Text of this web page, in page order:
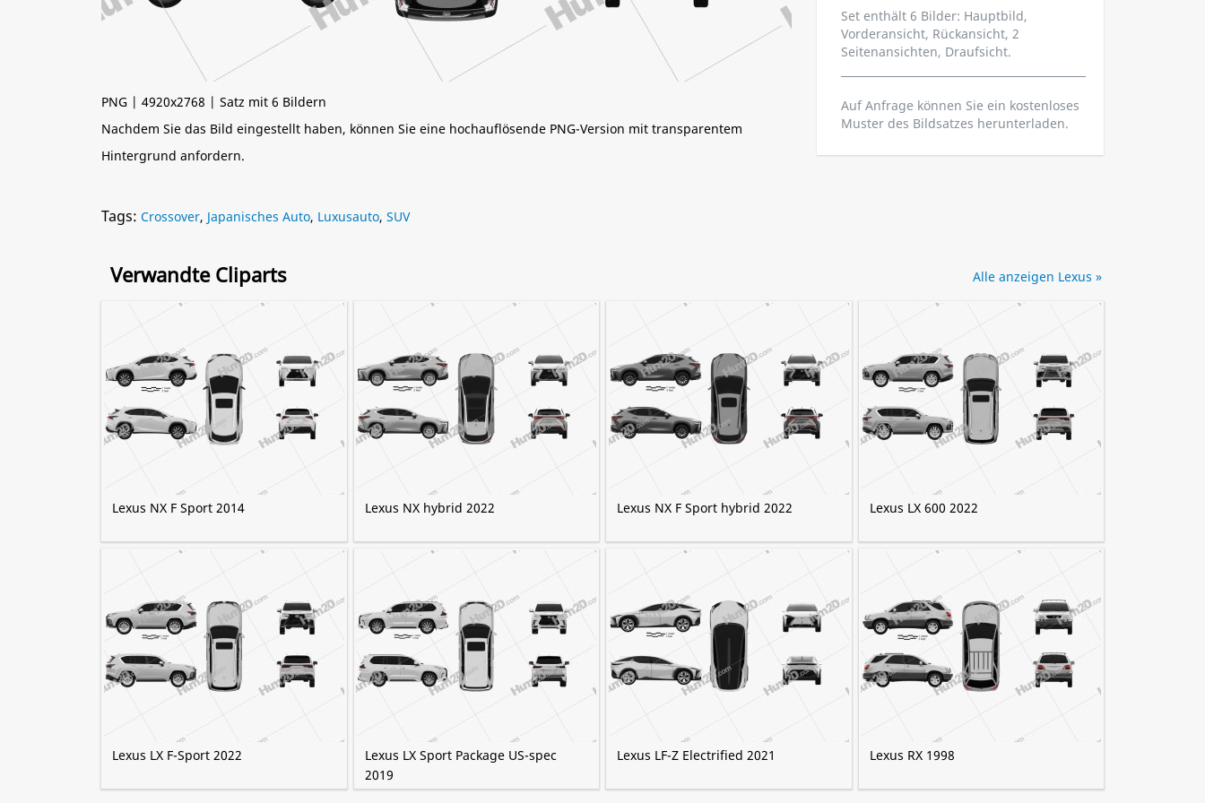
PNG | 4920x2768 | Satz mit 6 Bildern
Nachdem Sie das Bild eingestellt haben, können Sie eine hochauflösende PNG-Version mit transparentem
Hintergrund anfordern.
Set enthält 6 Bilder: Hauptbild,
Vorderansicht, Rückansicht, 2
Seitenansichten, Draufsicht.
Auf Anfrage können Sie ein kostenloses
Muster des Bildsatzes herunterladen.
Tags: Crossover, Japanisches Auto, Luxusauto, SUV
Verwandte Cliparts
Lexus NX F Sport 2014 Lexus NX hybrid 2022 Lexus NX F Sport hybrid 2022 Lexus LX 600 2022
Lexus LX F-Sport 2022
Lexus LX Sport Package US-spec
2019
Lexus LF-Z Electrified 2021 Lexus RX 1998
Alle anzeigen Lexus »